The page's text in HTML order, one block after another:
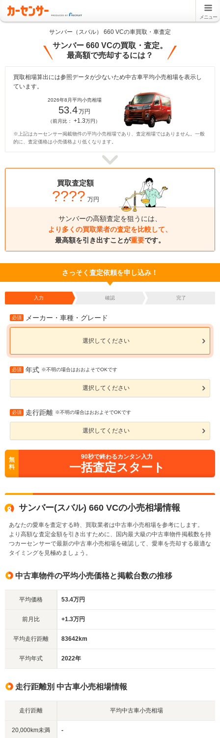
メニュー
サンバー（スバル） 660 VCの車買取・車査定
サンバー 660 VCの買取・査定。
最高額で売却するには？
買取相場算出には参照データが少ないため中古車平均小売相場を表示し
ています。
2026年8月平均小売相場
53.4万円
（前月比： +1.3万円）
※上記はカーセンサー掲載物件の平均小売相場であり、査定相場ではありません。一般
的に、査定価格は小売価格より低くなります。
買取査定額
???? 万円
サンバーの高額査定を狙うには、
より多くの買取業者の査定を比較して、
最高額を引き出すことが重要です。
さっそく査定依頼を申し込み！
入力 確認 完了
必須 メーカー・車種・グレード
選択してください
必須 年式 ※不明の場合はおおよそでOKです
選択してください
必須 走行距離 ※不明の場合はおおよそでOKです
選択してください
無
料
90秒で終わるカンタン入力
一括査定スタート
サンバー(スバル) 660 VCの小売相場情報
あなたの愛車を査定する時、買取業者は中古車小売相場を参考にします。
より高額な査定金額を引き出すために、国内最大級の中古車物件掲載数を持
つカーセンサーで最新の中古車小売相場を確認して、愛車を売却する最適な
タイミングを見極めましょう。
中古車物件の平均小売価格と掲載台数の推移
平均価格 53.4万円
前月比 +1.3万円
平均走行距離 83642km
平均年式 2022年
走行距離別 中古車小売相場情報
走行距離 平均中古車小売相場
20,000km未満 -